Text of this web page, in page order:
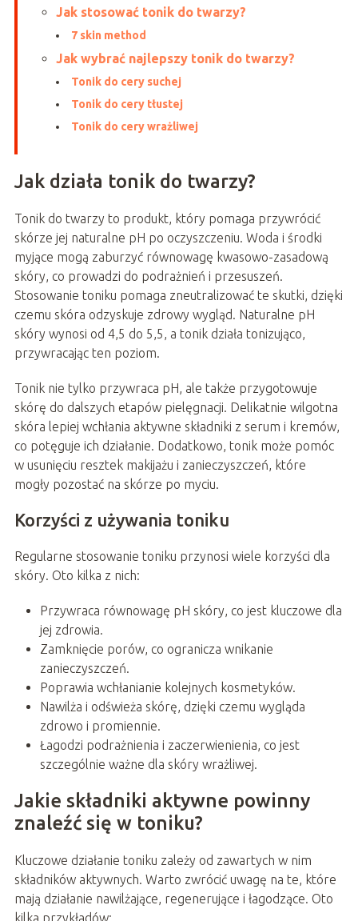
Jak stosować tonik do twarzy?
7 skin method
Jak wybrać najlepszy tonik do twarzy?
Tonik do cery suchej
Tonik do cery tłustej
Tonik do cery wrażliwej
Jak działa tonik do twarzy?
Tonik do twarzy to produkt, który pomaga przywrócić
skórze jej naturalne pH po oczyszczeniu. Woda i środki
myjące mogą zaburzyć równowagę kwasowo-zasadową
skóry, co prowadzi do podrażnień i przesuszeń.
Stosowanie toniku pomaga zneutralizować te skutki, dzięki
czemu skóra odzyskuje zdrowy wygląd. Naturalne pH
skóry wynosi od 4,5 do 5,5, a tonik działa tonizująco,
przywracając ten poziom.
Tonik nie tylko przywraca pH, ale także przygotowuje
skórę do dalszych etapów pielęgnacji. Delikatnie wilgotna
skóra lepiej wchłania aktywne składniki z serum i kremów,
co potęguje ich działanie. Dodatkowo, tonik może pomóc
w usunięciu resztek makijażu i zanieczyszczeń, które
mogły pozostać na skórze po myciu.
Korzyści z używania toniku
Regularne stosowanie toniku przynosi wiele korzyści dla
skóry. Oto kilka z nich:
Przywraca równowagę pH skóry, co jest kluczowe dla
jej zdrowia.
Zamknięcie porów, co ogranicza wnikanie
zanieczyszczeń.
Poprawia wchłanianie kolejnych kosmetyków.
Nawilża i odświeża skórę, dzięki czemu wygląda
zdrowo i promiennie.
Łagodzi podrażnienia i zaczerwienienia, co jest
szczególnie ważne dla skóry wrażliwej.
Jakie składniki aktywne powinny
znaleźć się w toniku?
Kluczowe działanie toniku zależy od zawartych w nim
składników aktywnych. Warto zwrócić uwagę na te, które
mają działanie nawilżające, regenerujące i łagodzące. Oto
kilka przykładów: